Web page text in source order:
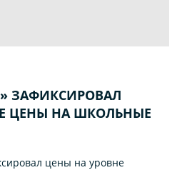
ЗАФИКСИРОВАЛ
ЦЕНЫ НА ШКОЛЬНЫЕ
цены на уровне